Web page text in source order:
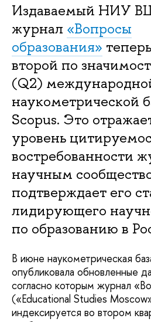
Издаваемый НИУ
журнал «Вопросы
образования»
второй по
(Q2)
наукометрической
Scopus. Это
уровень
востребованности
научным
подтверждает его
лидирующего
по образованию в
В июне наукометрическая
опубликовала обновленные
согласно которым журнал
(«Educational Studies
индексируется во втором